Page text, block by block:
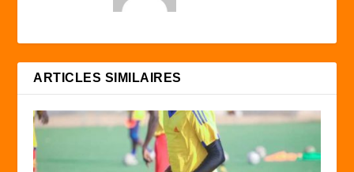
ARTICLES SIMILAIRES